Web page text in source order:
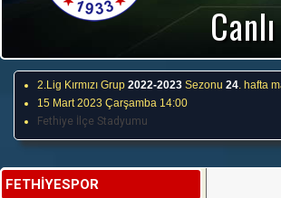
2.Lig Kırmızı Grup 2022-2023 Sezonu 24. hafta
15 Mart 2023 Çarşamba 14:00
Fethiye İlçe Stadyumu
FETHİYESPOR